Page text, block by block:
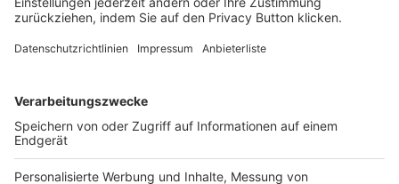
FOLGE DEM BFV
TOP-VEREINE